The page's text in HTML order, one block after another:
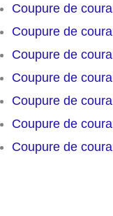
Coupure de
Coupure de
Coupure de
Coupure de
Coupure de
Coupure de
Coupure de